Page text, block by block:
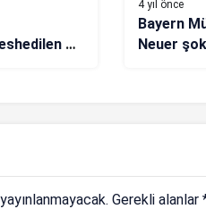
2
4 yıl önce
Bayern
Neuer
Gerekli alanlar